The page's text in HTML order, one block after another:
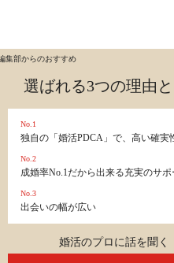
集部からのおすすめ
選ばれる3つの理由と
No.1
独自の「婚活PDCA」で、高い確実
No.2
成婚率No.1だから出来る充実のサポ
No.3
出会いの幅が広い
婚活のプロに話を聞く